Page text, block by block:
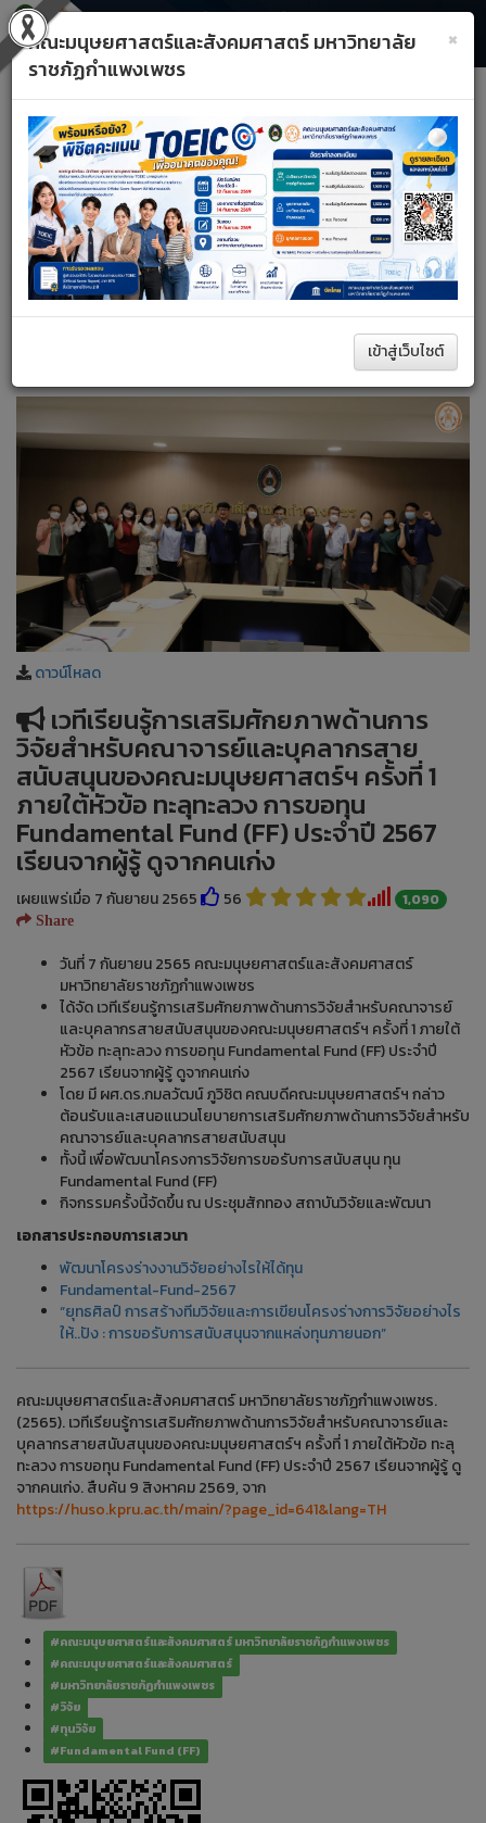
A+ A– รีเซ็ต
×
คณะมนุษยศาสตร์และสังคมศาสตร์ มหาวิทยาลัย
ราชภัฏกำแพงเพชร
Previous Next
เข้าสู่เว็บไซต์
หน้าหลัก ด้านงานวิจัย
ค้นหา
ดาวน์โหลด
เวทีเรียนรู้การเสริมศักยภาพด้านการ
วิจัยสำหรับคณาจารย์และบุคลากรสาย
สนับสนุนของคณะมนุษยศาสตร์ฯ ครั้งที่ 1
ภายใต้หัวข้อ ทะลุทะลวง การขอทุน
Fundamental Fund (FF) ประจำปี 2567
เรียนจากผู้รู้ ดูจากคนเก่ง
เผยแพร่เมื่อ 7 กันยายน 2565 56 1,090
Share
วันที่ 7 กันยายน 2565 คณะมนุษยศาสตร์และสังคมศาสตร์
มหาวิทยาลัยราชภัฏกำแพงเพชร
ได้จัด เวทีเรียนรู้การเสริมศักยภาพด้านการวิจัยสำหรับคณาจารย์
และบุคลากรสายสนับสนุนของคณะมนุษยศาสตร์ฯ ครั้งที่ 1 ภายใต้
หัวข้อ ทะลุทะลวง การขอทุน Fundamental Fund (FF) ประจำปี
2567 เรียนจากผู้รู้ ดูจากคนเก่ง
โดย มี ผศ.ดร.กมลวัฒน์ ภูวิชิต คณบดีคณะมนุษยศาสตร์ฯ กล่าว
ต้อนรับและเสนอแนวนโยบายการเสริมศักยภาพด้านการวิจัยสำหรับ
คณาจารย์และบุคลากรสายสนับสนุน
ทั้งนี้ เพื่อพัฒนาโครงการวิจัยการขอรับการสนับสนุน ทุน
Fundamental Fund (FF)
กิจกรรมครั้งนี้จัดขึ้น ณ ประชุมสักทอง สถาบันวิจัยและพัฒนา
เอกสารประกอบการเสวนา
พัฒนาโครงร่างงานวิจัยอย่างไรให้ได้ทุน
Fundamental-Fund-2567
“ยุทธศิลป์ การสร้างทีมวิจัยและการเขียนโครงร่างการวิจัยอย่างไร
ให้..ปัง : การขอรับการสนับสนุนจากแหล่งทุนภายนอก”
คณะมนุษยศาสตร์และสังคมศาสตร์ มหาวิทยาลัยราชภัฏกำแพงเพชร.
(2565). เวทีเรียนรู้การเสริมศักยภาพด้านการวิจัยสำหรับคณาจารย์และ
บุคลากรสายสนับสนุนของคณะมนุษยศาสตร์ฯ ครั้งที่ 1 ภายใต้หัวข้อ ทะลุ
ทะลวง การขอทุน Fundamental Fund (FF) ประจำปี 2567 เรียนจากผู้รู้ ดู
จากคนเก่ง. สืบค้น 9 สิงหาคม 2569, จาก
https://huso.kpru.ac.th/main/?page_id=641&lang=TH
#คณะมนุษยศาสตร์และสังคมศาสตร์ มหาวิทยาลัยราชภัฏกำแพงเพชร
#คณะมนุษยศาสตร์และสังคมศาสตร์
#มหาวิทยาลัยราชภัฏกำแพงเพชร
#วิจัย
#ทุนวิจัย
#Fundamental Fund (FF)